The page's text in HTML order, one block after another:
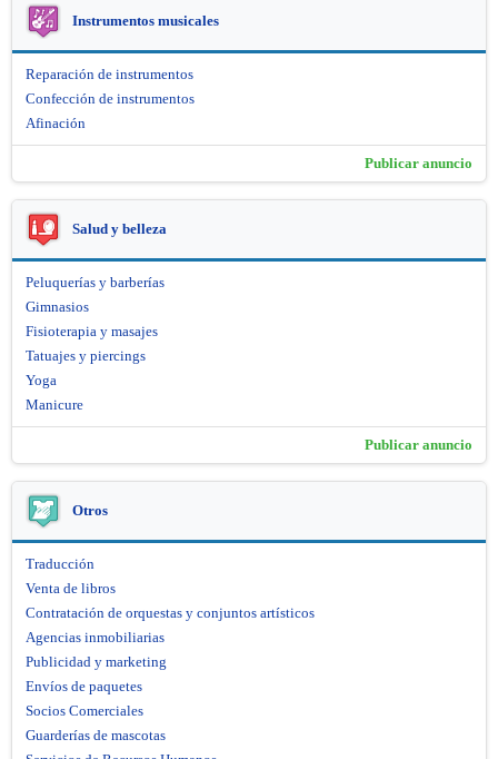
Instrumentos musicales
Reparación de instrumentos
Confección de instrumentos
Afinación
Publicar anuncio
Salud y belleza
Peluquerías y barberías
Gimnasios
Fisioterapia y masajes
Tatuajes y piercings
Yoga
Manicure
Publicar anuncio
Otros
Traducción
Venta de libros
Contratación de orquestas y conjuntos artísticos
Agencias inmobiliarias
Publicidad y marketing
Envíos de paquetes
Socios Comerciales
Guarderías de mascotas